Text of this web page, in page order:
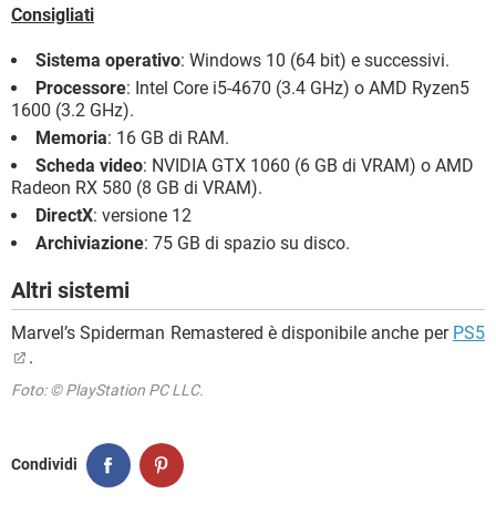
Consigliati
Sistema operativo: Windows 10 (64 bit) e successivi.
Processore: Intel Core i5-4670 (3.4 GHz) o AMD Ryzen5
1600 (3.2 GHz).
Memoria: 16 GB di RAM.
Scheda video: NVIDIA GTX 1060 (6 GB di VRAM) o AMD
Radeon RX 580 (8 GB di VRAM).
DirectX: versione 12
Archiviazione: 75 GB di spazio su disco.
Altri sistemi
Marvel’s Spiderman Remastered è disponibile anche per PS5
.
Foto: © PlayStation PC LLC.
Condividi